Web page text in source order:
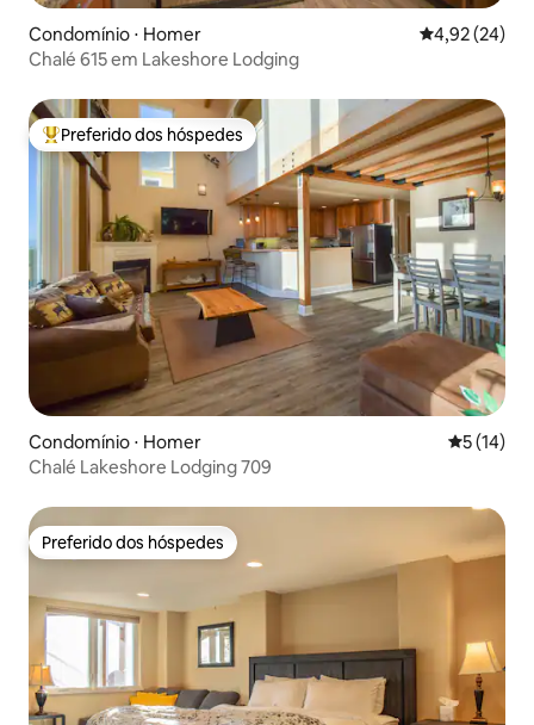
Condomínio ⋅ Homer 4,92 de uma
4,92 (24)
Chalé 615 em Lakeshore Lodging
Entre os melhores preferidos dos hóspedes
Preferido dos hóspedes
Condomínio ⋅ Homer 5 de uma
5 (14)
Chalé Lakeshore Lodging 709
Preferido dos hóspedes
Preferido dos hóspedes